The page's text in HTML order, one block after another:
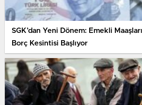
SGK’dan Yeni Dönem: Emekli
Borç Kesintisi Başlıyor